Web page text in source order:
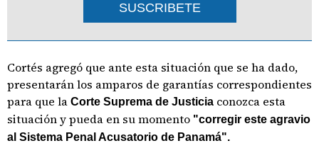
SUSCRIBETE
Cortés agregó que ante esta situación que se ha dado,
presentarán los amparos de garantías correspondientes
para que la Corte Suprema de Justicia conozca esta
situación y pueda en su momento "corregir este agravio
al Sistema Penal Acusatorio de Panamá".